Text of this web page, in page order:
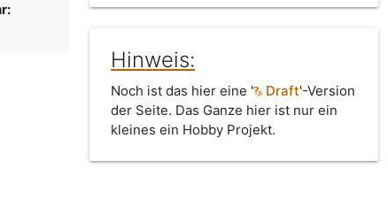
Hinweis:
Noch ist das hier eine ' Draft'-Version
der Seite. Das Ganze hier ist nur ein
kleines ein Hobby Projekt.